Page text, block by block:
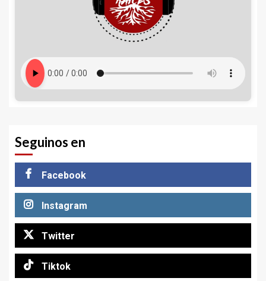
Seguinos en
Facebook
Instagram
Twitter
Tiktok